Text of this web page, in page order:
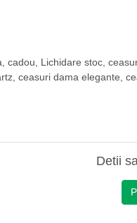
cadou Lichidare stoc,
, ceasuri dama elegante
Detii